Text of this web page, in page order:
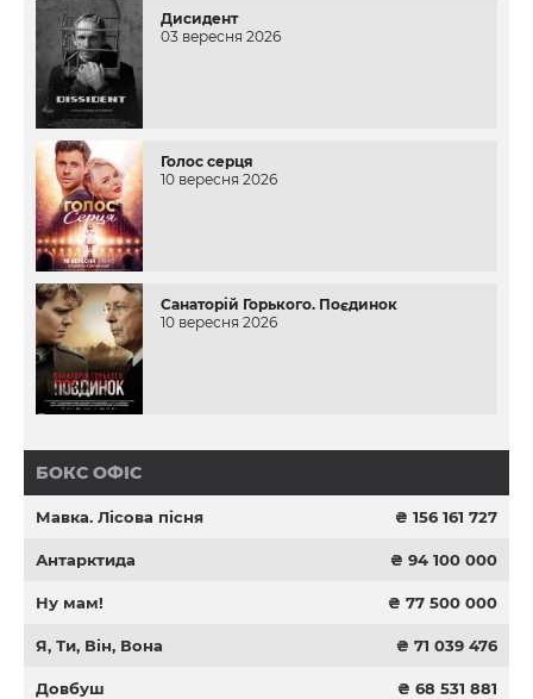
Дисидент
03 вересня 2026
Голос серця
10 вересня 2026
Санаторій Горького. Поєдинок
10 вересня 2026
БОКС ОФІС
Мавка. Лісова пісня ₴ 156 161 727
Антарктида ₴ 94 100 000
Ну мам! ₴ 77 500 000
Я, Ти, Він, Вона ₴ 71 039 476
Довбуш ₴ 68 531 881